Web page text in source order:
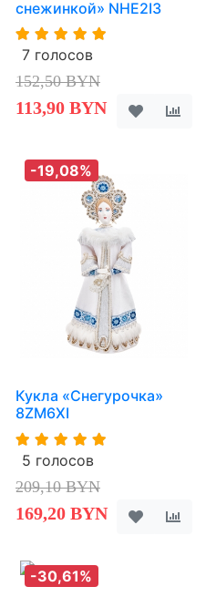
снежинкой» NHE2I3
7 голосов
152,50 BYN
113,90 BYN
-19,08%
Кукла «Снегурочка»
8ZM6XI
5 голосов
209,10 BYN
169,20 BYN
-30,61%